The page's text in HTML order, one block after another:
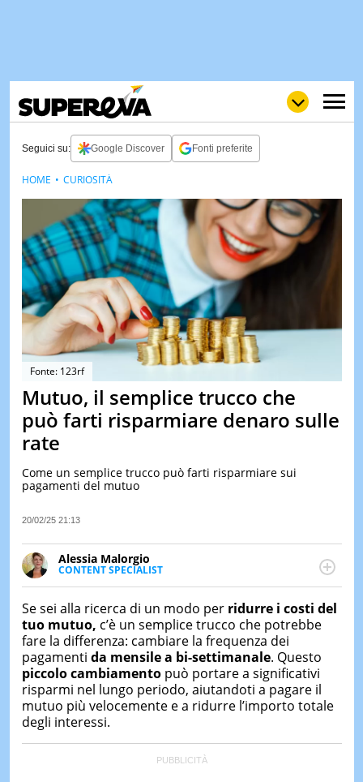
LOLGULP
LOVENEWS
STORIE
& TV
TEST
&
DI
IERI
Seguici su: Google Discover Fonti preferite
Fonte: 123rf
Mutuo, il semplice trucco che
può farti risparmiare denaro sulle
rate
Come un semplice trucco può farti risparmiare sui
pagamenti del mutuo
20/02/25 21:13
Alessia Malorgio
CONTENT SPECIALIST
Ha conseguito un Master in Marketing Management
occupa della creazione di contenuti in ottica SEO e
dello sviluppo di strategie marketing attraverso
canali digitali.
HOME CURIOSITÀ
Se sei alla ricerca di un modo perridurre i costi del
tuo mutuo, c’è un semplice trucco che potrebbe
fare la differenza: cambiare la frequenza dei
pagamenti da mensile a bi-settimanale. Questo
piccolo cambiamentopuò portare a significativi
risparmi nel lungo periodo, aiutandoti a pagare il
mutuo più velocemente e a ridurre l’importo totale
degli interessi.